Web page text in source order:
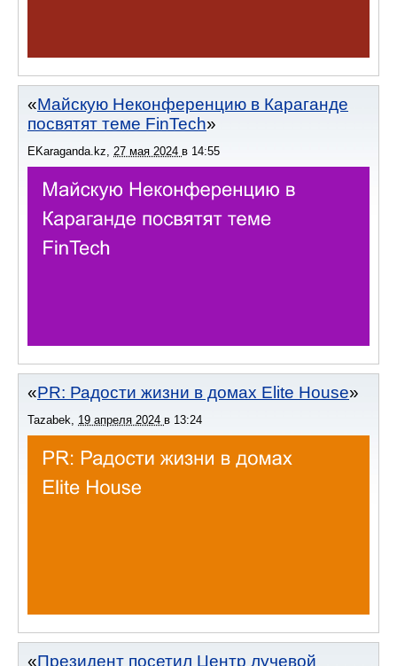
Майскую Неконференцию в Караганде
посвятят теме FinTech
EKaraganda.kz, 27 мая 2024 в 14:55
PR: Радости жизни в домах Elite House
Tazabek 19 апреля 2024 в 13:24
Президент посетил Центр лучевой